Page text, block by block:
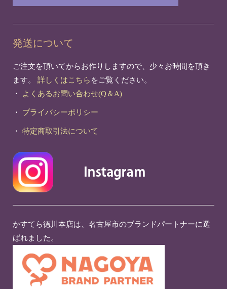
発送について
ご注文を頂いてからお作りしますので、少々お時間を頂き
ます。 詳しくはこちら をご覧ください。
・
よくあるお問い合わせ(Q＆A)
・ プライバシーポリシー
・ 特定商取引法について
かすてら徳川本店は、名古屋市のブランドパートナーに選
ばれました。